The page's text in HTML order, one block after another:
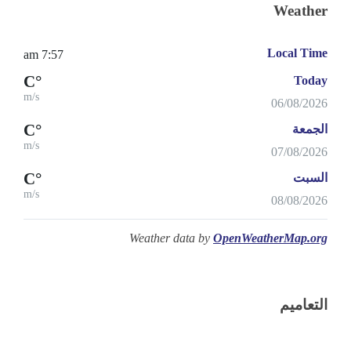
Weather
Local Time
7:57 am
Today
06/08/2026
°C
m/s
الجمعة
07/08/2026
°C
m/s
السبت
08/08/2026
°C
m/s
Weather data by OpenWeatherMap.org
التعاميم